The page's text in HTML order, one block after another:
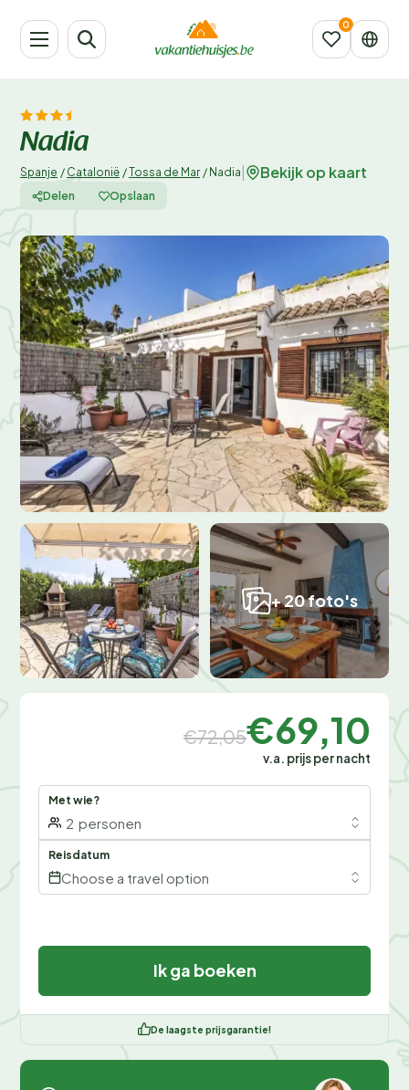
Nadia
Spanje / Catalonië /Tossa de Mar / Nadia Bekijk op kaart
Delen Opslaan
+ 20 foto's
€72,05€69,10
v.a. prijs per nacht
Met wie?
2 personen
Reisdatum
Choose a travel option
Ik ga boeken
De laagste prijsgarantie!